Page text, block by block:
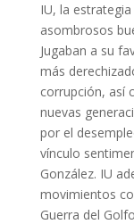
IU, la
asombrosos
Jugaban a su
más
corrupción, así
nuevas
por el
vínculo
González. IU
movimientos
Guerra del